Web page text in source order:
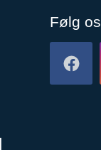
Følg os